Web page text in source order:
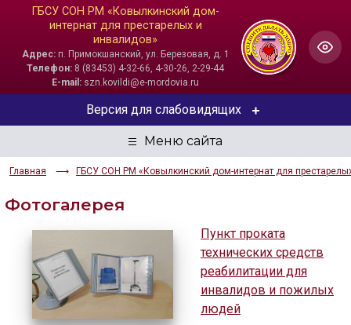
ГБСУ СОН РМ «Ковылкинский дом-
интернат для престарелых и
инвалидов»
Адрес:п. Примокшанский, ул. Березовая, д. 1
Телефон: 8 (83453) 4-32-66, 4-30-26, 2-29-44
E-mail: szn.kovildi@e-mordovia.ru
Главная ГБСУ СОН РМ «Ковылкинский дом-интернат для
Версия для слабовидящих
ЦВЕТОВАЯ СХЕМА
Aa Aa Aa
Aa
ИЗОБРАЖЕНИЯ
Скрыть Ч/б
Фотогалерея
Пункт проката
технических средств
реабилитации для
инвалидов и пожилых
людей